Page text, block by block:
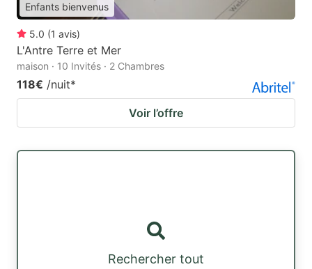
Enfants bienvenus
5.0 (1 avis)
L'Antre Terre et Mer
maison · 10 Invités · 2 Chambres
118€ /nuit*
Voir l’offre
Rechercher tout